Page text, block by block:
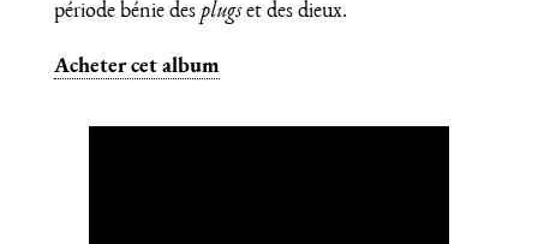
période bénie des plugset des dieux.
Acheter cet album